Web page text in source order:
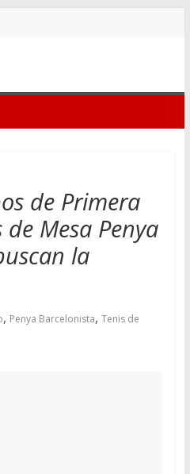
de Primera
Mesa Penya
la
, Penya Barcelonista, Tenis de